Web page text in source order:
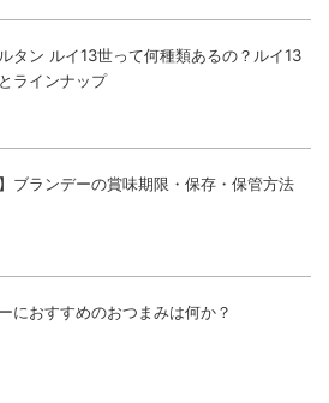
タン ルイ13世って何種類あるの？ルイ13
ラインナップ
】ブランデーの賞味期限・保存・保管方法
におすすめのおつまみは何か？